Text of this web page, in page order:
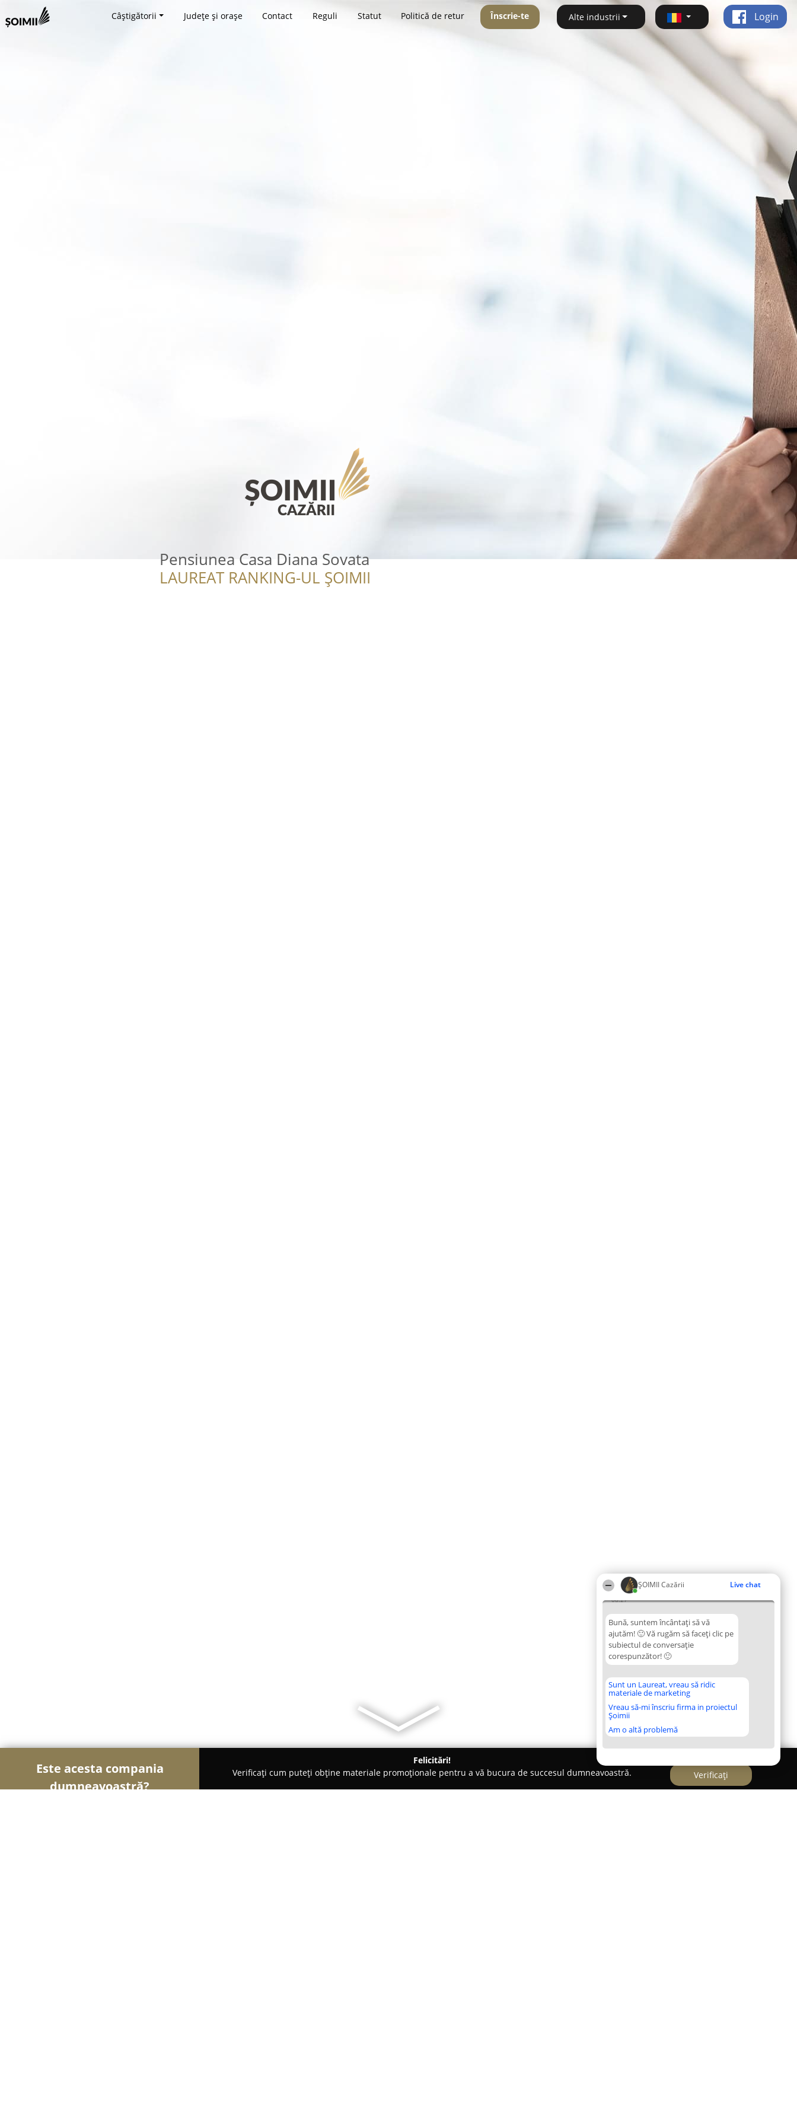
ȘOIMII Cazării Live chat
08:27
Bună, suntem încântați să vă
ajutăm! 🙂 Vă rugăm să faceți clic pe
subiectul de conversație
corespunzător! 🙂
Sunt un Laureat, vreau să ridic
materiale de marketing
Vreau să-mi înscriu firma in proiectul
Șoimii
Am o altă problemă
Câștigătorii Județe și orașe Contact Reguli Statut Politică de retur Înscrie-te Alte industrii Login
Pensiunea Casa Diana Sovata
LAUREAT RANKING-UL ȘOIMII
Este acesta compania
dumneavoastră?
Felicitări!
Verificați cum puteți obține materiale promoționale pentru a vă bucura de succesul dumneavoastră.
Verificați